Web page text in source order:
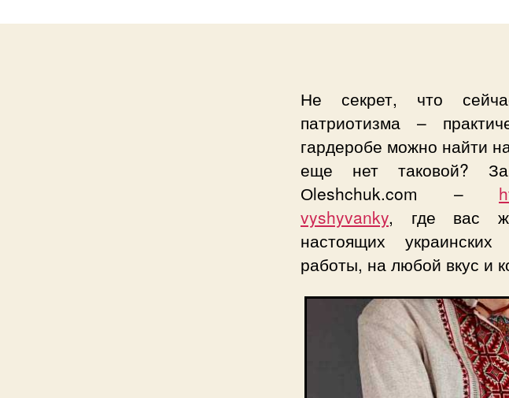
Не секрет, что
патриотизма –
гардеробе можно найти
еще нет таковой?
Оleshchuk.com –
vyshyvanky, где вас
настоящих
работы, на любой вкус и